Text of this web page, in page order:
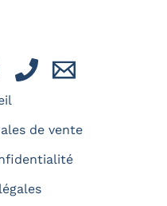
de vente